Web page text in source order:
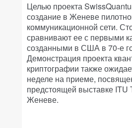
Целью проекта
создание в Женеве
коммуникационной сети.
сравнивают ее с первыми
созданными в США в 70-е
Демонстрация проекта
криптографии также
неделе на приеме,
предстоящей выставке ITU
Женеве.